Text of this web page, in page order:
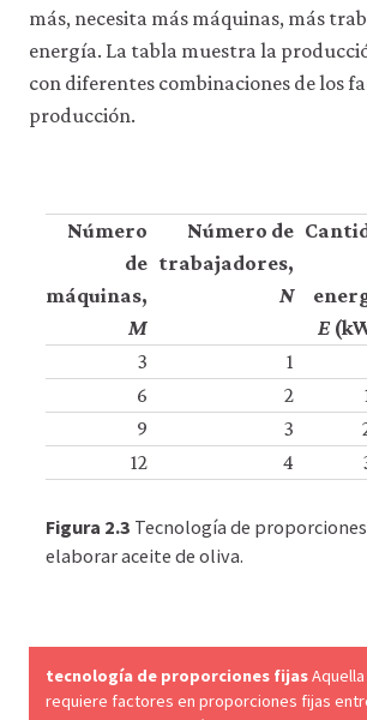
más, necesita más máquinas, más
energía. La tabla muestra la
con diferentes combinaciones de los
producción.
Número
de
máquinas,
M
Número de
trabajadores,
N
E
3 1
6
2
9
3
12
4
Figura 2.3 Tecnología de
elaborar aceite de oliva.
tecnología de proporciones fijas
requiere factores en proporciones fijas